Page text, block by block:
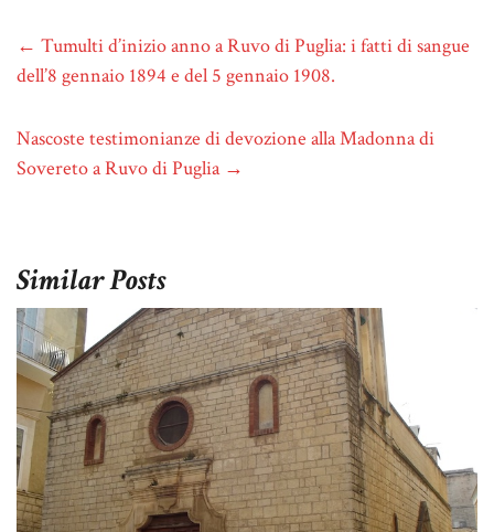
← Tumulti d’inizio anno a Ruvo di Puglia: i fatti di sangue
dell’8 gennaio 1894 e del 5 gennaio 1908.
Nascoste testimonianze di devozione alla Madonna di
Sovereto a Ruvo di Puglia →
Similar Posts